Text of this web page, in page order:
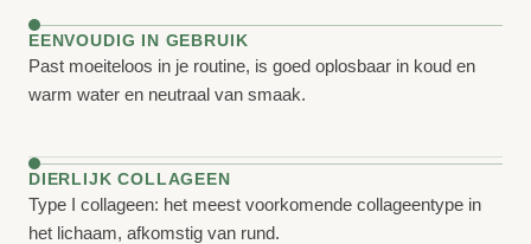
EENVOUDIG IN GEBRUIK
Past moeiteloos in je routine, is goed oplosbaar in koud en
warm water en neutraal van smaak.
DIERLIJK COLLAGEEN
Type I collageen: het meest voorkomende collageentype in
het lichaam, afkomstig van rund.